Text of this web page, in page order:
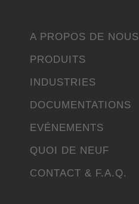
A PROPOS DE NOUS
PRODUITS
INDUSTRIES
DOCUMENTATIONS
EVÉNEMENTS
QUOI DE NEUF
CONTACT & F.A.Q.